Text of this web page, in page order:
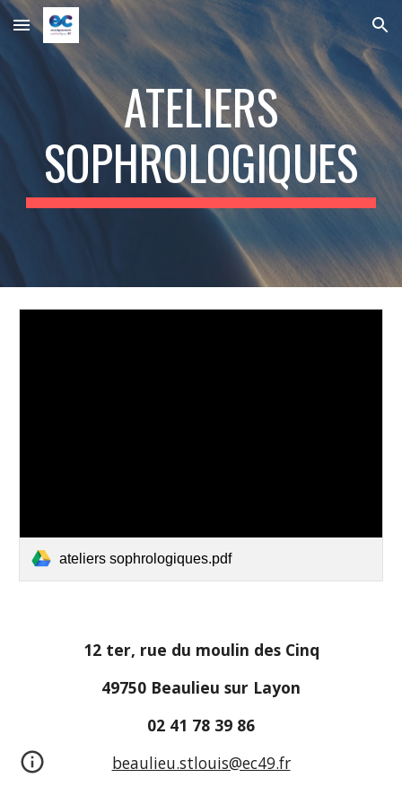
Skip to main content Skip to navigation
ATELIERS
SOPHROLOGIQUES
ateliers sophrologiques.pdf
12 ter, rue du moulin des Cinq
49750 Beaulieu sur Layon
02 41 78 39 86
beaulieu.stlouis@ec49.fr